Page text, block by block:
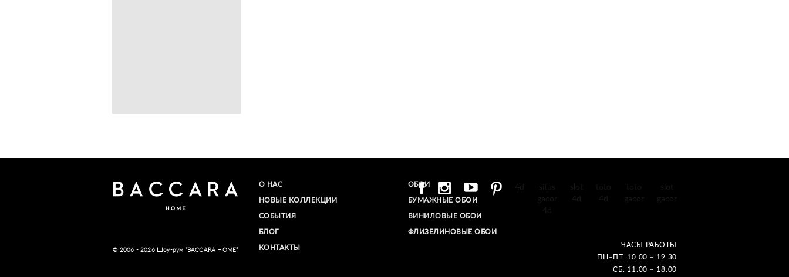
© 2006 - 2026 Шоу-рум “BACCARA HOME”
О НАС
НОВЫЕ КОЛЛЕКЦИИ
СОБЫТИЯ
БЛОГ
КОНТАКТЫ
ОБОИ
БУМАЖНЫЕ ОБОИ
ВИНИЛОВЫЕ ОБОИ​
ФЛИЗЕЛИНОВЫЕ ОБОИ
ЧАСЫ РАБОТЫ
ПН–ПТ: 10:00 – 19:30
СБ: 11:00 – 18:00